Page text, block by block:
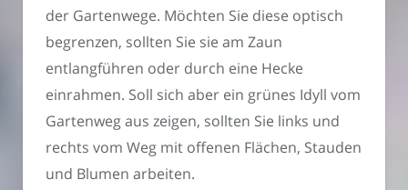
der Gartenwege. Möchten Sie diese optisch
begrenzen, sollten Sie sie am Zaun
entlangführen oder durch eine Hecke
einrahmen. Soll sich aber ein grünes Idyll vom
Gartenweg aus zeigen, sollten Sie links und
rechts vom Weg mit offenen Flächen, Stauden
und Blumen arbeiten.